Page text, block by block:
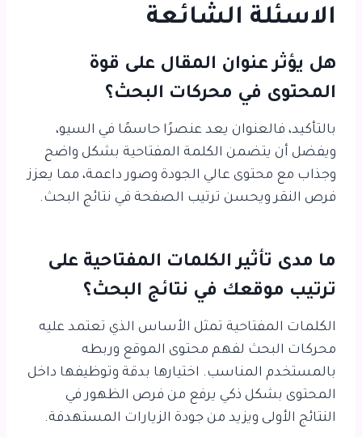
الاسئلة الشائعة
هل يؤثر عنوان المقال على قوة
المحتوى في محركات البحث؟
بالتأكيد، فالعنوان يعد عنصرًا حاسمًا في السيو،
ويفضل أن يتضمن الكلمة المفتاحية بشكل واضح
وجذاب مع محتوى عالي الجودة وصور داعمة، مما يعزز
فرص النقر ويحسن ترتيب الصفحة في نتائج البحث.
ما مدى تأثير الكلمات المفتاحية على
ترتيب موقعك في نتائج البحث؟
الكلمات المفتاحية تمثل الأساس الذي تعتمد عليه
محركات البحث لفهم محتوى الموقع وربطه
بالمستخدم المناسب. اختيارها بدقة وتوظيفها داخل
المحتوى بشكل ذكي يرفع من فرص الظهور في
النتائج الأولى ويزيد من جودة الزيارات المستهدفة.